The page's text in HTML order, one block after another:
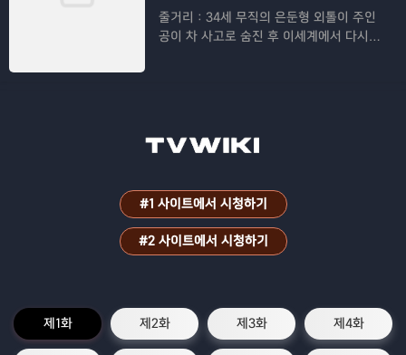
줄거리： 34세 무직의 은둔형 외톨이 주인
공이 차 사고로 숨진 후 이세계에서 다시
#1 사이트에서 시청하기
#2 사이트에서 시청하기
제1화 제2화 제3화 제4화